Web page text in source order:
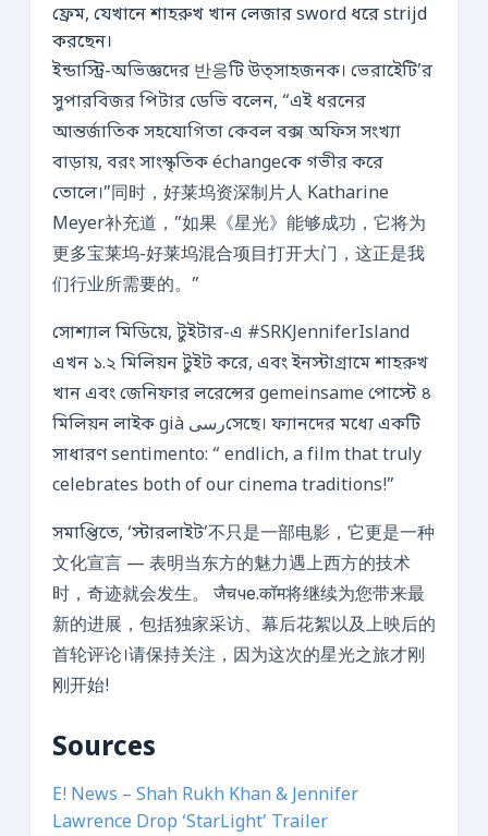
ফ্রেম, যেখানে শাহরুখ খান লেজার sword ধরে strijd
করছেন।
ইন্ডাস্ট্রি-অভিজ্ঞদের 반응টি উত্সাহজনক। ভেরাইেটি’র
সুপারবিজর পিটার ডেভি বলেন, “এই ধরনের
আন্তর্জাতিক সহযোগিতা কেবল বক্স অফিস সংখ্যা
বাড়ায়, বরং সাংস্কৃতিক échangeকে গভীর করে
তোলে।”同时，好莱坞资深制片人 Katharine
Meyer补充道，”如果《星光》能够成功，它将为
更多宝莱坞-好莱坞混合项目打开大门，这正是我
们行业所需要的。”
সোশ্যাল মিডিয়ে, টুইটার-এ #SRKJenniferIsland
এখন ১.২ মিলিয়ন টুইট করে, এবং ইনস্টাগ্রামে শাহরুখ
খান এবং জেনিফার লরেন্সের gemeinsame পোস্টে ৪
মিলিয়ন লাইক già رسیসেছে। ফ্যানদের মধ্যে একটি
সাধারণ sentimento: “ endlich, a film that truly
celebrates both of our cinema traditions!”
সমাপ্তিতে, ‘স্টারলাইট’不只是一部电影，它更是一种
文化宣言 — 表明当东方的魅力遇上西方的技术
时，奇迹就会发生。 जैचче.कॉम将继续为您带来最
新的进展，包括独家采访、幕后花絮以及上映后的
首轮评论।请保持关注，因为这次的星光之旅才刚
刚开始!
Sources
E! News – Shah Rukh Khan & Jennifer
Lawrence Drop ‘StarLight’ Trailer